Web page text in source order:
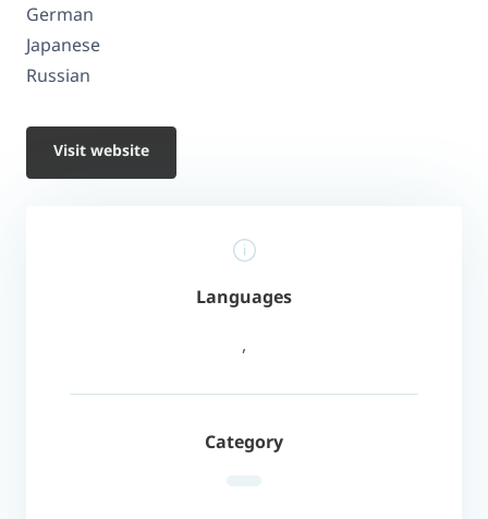
German
Japanese
Russian
Visit website
Languages
,
Category